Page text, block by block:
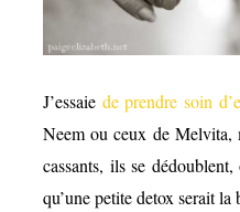
J’essaie de prendre soin
Neem ou ceux de Melvita,
cassants, ils se
qu’une petite detox serait la